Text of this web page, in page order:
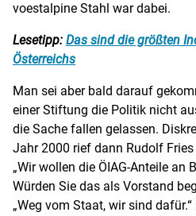
voestalpine Stahl war dabei.
Lesetipp: Das sind die größten
Österreichs
Man sei aber bald darauf
einer Stiftung die Politik nicht
die Sache fallen gelassen.
Jahr 2000 rief dann Rudolf
„Wir wollen die ÖIAG-Anteile an
Würden Sie das als Vorstand
„Weg vom Staat, wir sind